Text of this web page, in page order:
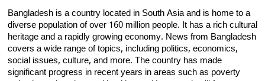
Bangladesh is a country located in South Asia and is home to a
diverse population of over 160 million people. It has a rich cultural
heritage and a rapidly growing economy. News from Bangladesh
covers a wide range of topics, including politics, economics,
social issues, culture, and more. The country has made
significant progress in recent years in areas such as poverty